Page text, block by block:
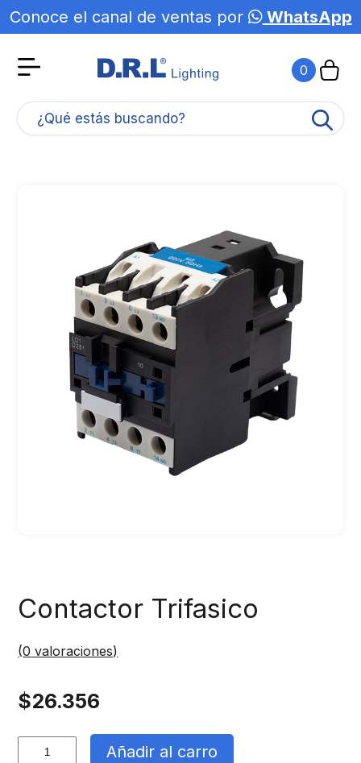
Conoce el canal de ventas por WhatsApp
0
¿Qué estás buscando?
Contactor Trifasico
(0 valoraciones)
$26.356
Contactor
Añadir al carro